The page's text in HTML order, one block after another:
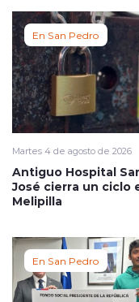
En San Pedro
Martes 4 de agosto de 2026
Antiguo Hospital
José cierra un ciclo
Melipilla
En San Pedro